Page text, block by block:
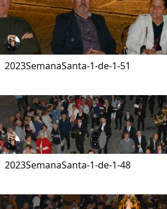
2023SemanaSanta-1-de-1-51
2023SemanaSanta-1-de-1-48